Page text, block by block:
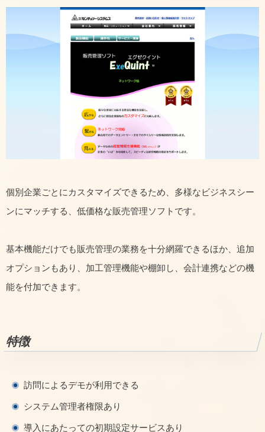
個別企業ごとにカスタマイズできるため、多様なビジネスシー
ンにマッチする、低価格な販売管理ソフトです。
基本機能だけでも販売管理の業務を十分網羅できるほか、追加
オプションもあり、加工管理機能や棚卸し、会計連携などの機
能を付加できます。
特徴
訪問によるデモが利用できる
システム管理者権限あり
導入にあたっての初期設定サービスあり